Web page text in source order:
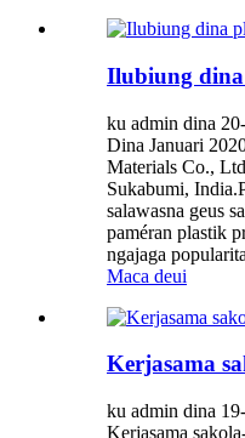
Ilubiung
ku admin dina
Dina Januari
Materials Co.,
Sukabumi,
salawasna geus
paméran plastik
ngajaga
Maca deui
Kerjasama
ku admin dina
Kerjasama